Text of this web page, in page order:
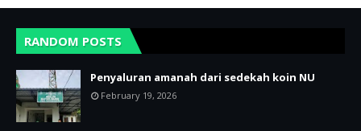
RANDOM POSTS
Penyaluran amanah dari sedekah koin NU
February 19, 2026